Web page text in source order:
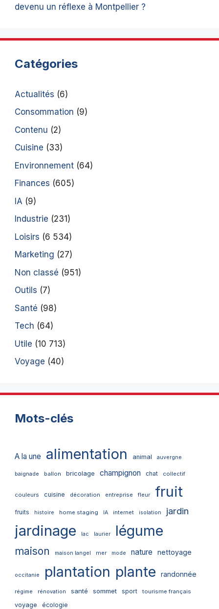
devenu un réflexe à Montpellier ?
Catégories
Actualités (6)
Consommation (9)
Contenu (2)
Cuisine (33)
Environnement (64)
Finances (605)
IA (9)
Industrie (231)
Loisirs (6 534)
Marketing (27)
Non classé (951)
Outils (7)
Santé (98)
Tech (64)
Utile (10 713)
Voyage (40)
Mots-clés
A la une alimentation animal auvergne
baignade ballon bricolage champignon chat collectif
couleurs cuisine décoration entreprise fleur fruit
fruits histoire home staging IA internet isolation jardin
jardinage lac laurier légume
maison maison langel mer mode nature nettoyage
occitanie plantation plante randonnée
régime rénovation santé sommet sport tourisme français
voyage écologie